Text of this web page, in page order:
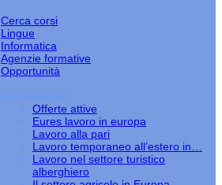
Cerca corsi
Lingue
Informatica
Agenzie formative
Opportunità
Lavoro estero
Offerte attive
Eures lavoro in europa
Lavoro alla pari
Lavoro temporaneo all’estero in…
Lavoro nel settore turistico
alberghiero